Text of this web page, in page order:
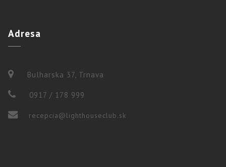
Adresa
Bulharska 37, Trnava
0917 / 178 999
recepcia@lighthouseclub.sk